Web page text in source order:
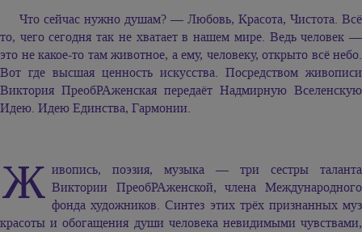
Что сейчас нужно душам? — Любовь, Красота, Чистота. Всё
то, чего сегодня так не хватает в нашем мире. Ведь человек —
это не какое-то там животное, а ему, человеку, открыто всё небо.
Вот где высшая ценность искусства. Посредством живописи
Виктория ПреобРАженская передаёт Надмирную Вселенскую
Идею. Идею Единства, Гармонии.
Ж ивопись, поэзия, музыка — три сестры таланта
Виктории ПреобРАженской, члена Международного
фонда художников. Синтез этих трёх признанных муз
красоты и обогащения души человека невидимыми чувствами,